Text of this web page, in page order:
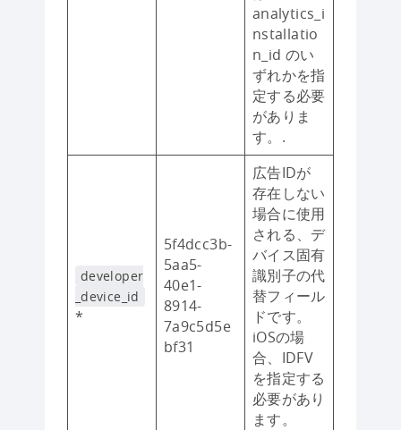
analytics_i
nstallatio
n_id のい
ずれかを指
定する必要
がありま
す。.
developer
_device_id
*
5f4dcc3b-
5aa5-
40e1-
8914-
7a9c5d5e
bf31
広告IDが
存在しない
場合に使用
される、デ
バイス固有
識別子の代
替フィール
ドです。
iOSの場
合、IDFV
を指定する
必要があり
ます。